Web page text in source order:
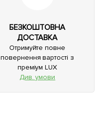
БЕЗКОШТОВНА
ДОСТАВКА
Отримуйте повне
повернення вартості з
преміум LUX
Див. умови